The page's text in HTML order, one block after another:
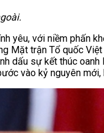
yêu, với niềm phấn
Mặt trận Tổ quốc
dấu sự kết thúc
vào kỷ nguyên